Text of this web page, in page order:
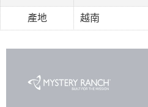
產地 越南